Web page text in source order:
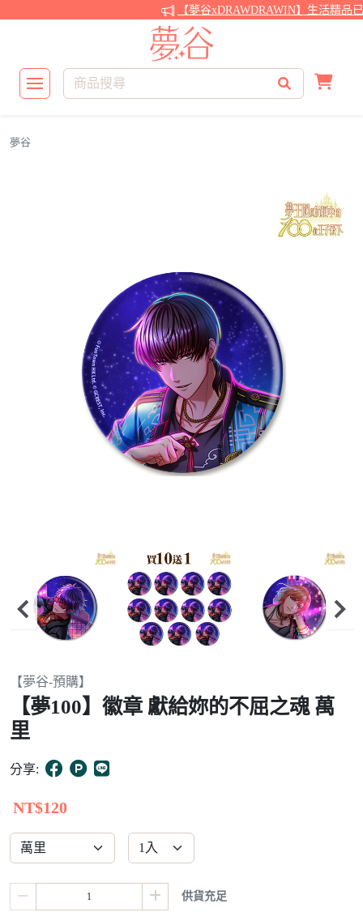
【夢谷xDRAWDRAWIN】生活精品已
夢谷
Item
of
10
【夢谷-預購】
【夢100】徽章 獻給妳的不屈之魂 萬
里
分享:
NT$120
供貨充足